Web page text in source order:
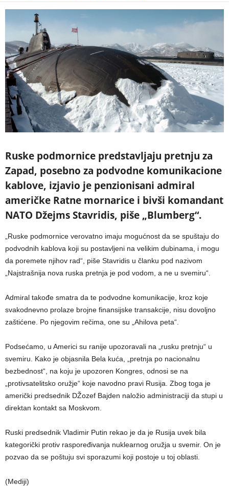
Ruske podmornice predstavljaju pretnju za
Zapad, posebno za podvodne komunikacione
kablove, izjavio je penzionisani admiral
američke Ratne mornarice i bivši komandant
NATO Džejms Stavridis, piše „Blumberg“.
„Ruske podmornice verovatno imaju mogućnost da se spuštaju do
podvodnih kablova koji su postavljeni na velikim dubinama, i mogu
da poremete njihov rad“, piše Stavridis u članku pod nazivom
„Najstrašnija nova ruska pretnja je pod vodom, a ne u svemiru“.
Admiral takođe smatra da te podvodne komunikacije, kroz koje
svakodnevno prolaze brojne finansijske transakcije, nisu dovoljno
zaštićene. Po njegovim rečima, one su „Ahilova peta“.
Podsećamo, u Americi su ranije upozoravali na „rusku pretnju“ u
svemiru. Kako je objasnila Bela kuća, „pretnja po nacionalnu
bezbednost“, na koju je upozoren Kongres, odnosi se na
„protivsatelitsko oružje“ koje navodno pravi Rusija. Zbog toga je
američki predsednik DŽozef Bajden naložio administraciji da stupi u
direktan kontakt sa Moskvom.
Ruski predsednik Vladimir Putin rekao je da je Rusija uvek bila
kategorički protiv raspoređivanja nuklearnog oružja u svemir. On je
pozvao da se poštuju svi sporazumi koji postoje u toj oblasti.
(Mediji)